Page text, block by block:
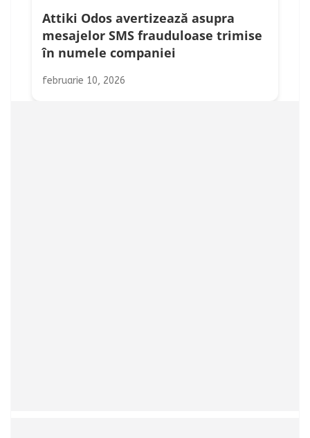
Attiki Odos avertizează asupra
mesajelor SMS frauduloase trimise
în numele companiei
februarie 10, 2026